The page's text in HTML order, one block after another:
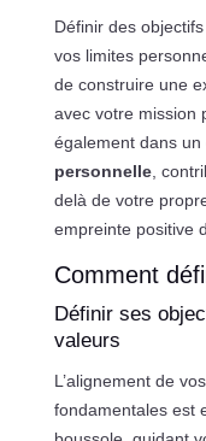
Définir des
vos limites
de construire une
avec votre mission
également dans un
personnelle,
delà de votre
empreinte positive
Comment
Définir ses
valeurs
L’alignement de
fondamentales est